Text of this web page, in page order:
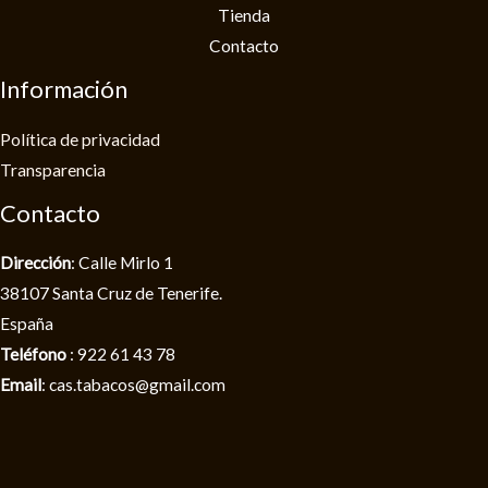
Tienda
Contacto
Información
Política de privacidad​
Transparencia
Contacto
Dirección: Calle Mirlo 1
38107 Santa Cruz de Tenerife.
España
Teléfono : 922 61 43 78
Email: cas.tabacos@gmail.com